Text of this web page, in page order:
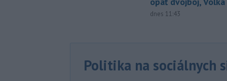
dnes 11:43
Politika na sociálnych